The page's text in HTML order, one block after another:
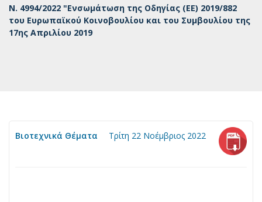
Ν. 4994/2022 "Ενσωμάτωση της Οδηγίας (ΕΕ) 2019/882
του Ευρωπαϊκού Κοινοβουλίου και του Συμβουλίου της
17ης Απριλίου 2019
Βιοτεχνικά Θέματα Τρίτη 22 Νοέμβριος 2022